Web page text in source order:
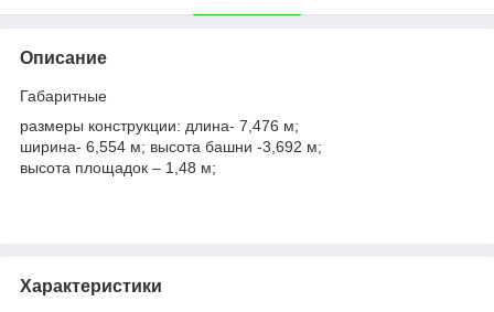
Описание
Габаритные
размеры конструкции: длина- 7,476 м;
ширина- 6,554 м; высота башни -3,692 м;
высота площадок – 1,48 м;
Характеристики